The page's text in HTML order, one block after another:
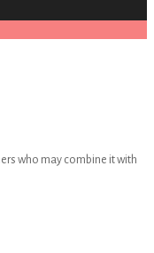
who may combine it with